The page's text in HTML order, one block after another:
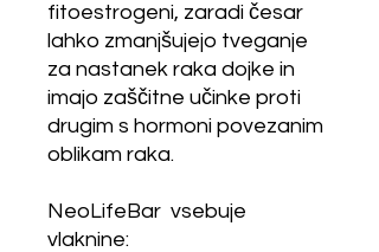
fitoestrogeni, zaradi česar
lahko zmanjšujejo tveganje
za nastanek raka dojke in
imajo zaščitne učinke proti
drugim s hormoni povezanim
oblikam raka.
NeoLifeBar vsebuje
vlaknine: